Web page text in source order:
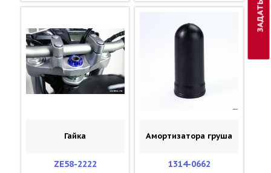
Гайка
ZE58-2222
Амортизатора груша
1314-0662